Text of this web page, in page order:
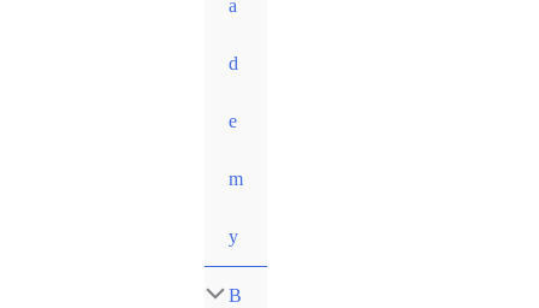
a
d
e
m
y
B